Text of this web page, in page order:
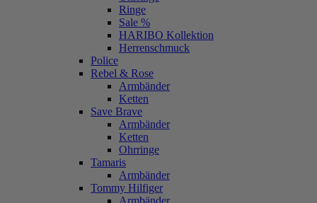
Ringe
Sale %
HARIBO Kollektion
Herrenschmuck
Police
Rebel & Rose
Armbänder
Ketten
Save Brave
Armbänder
Ketten
Ohrringe
Tamaris
Armbänder
Tommy Hilfiger
Armbänder